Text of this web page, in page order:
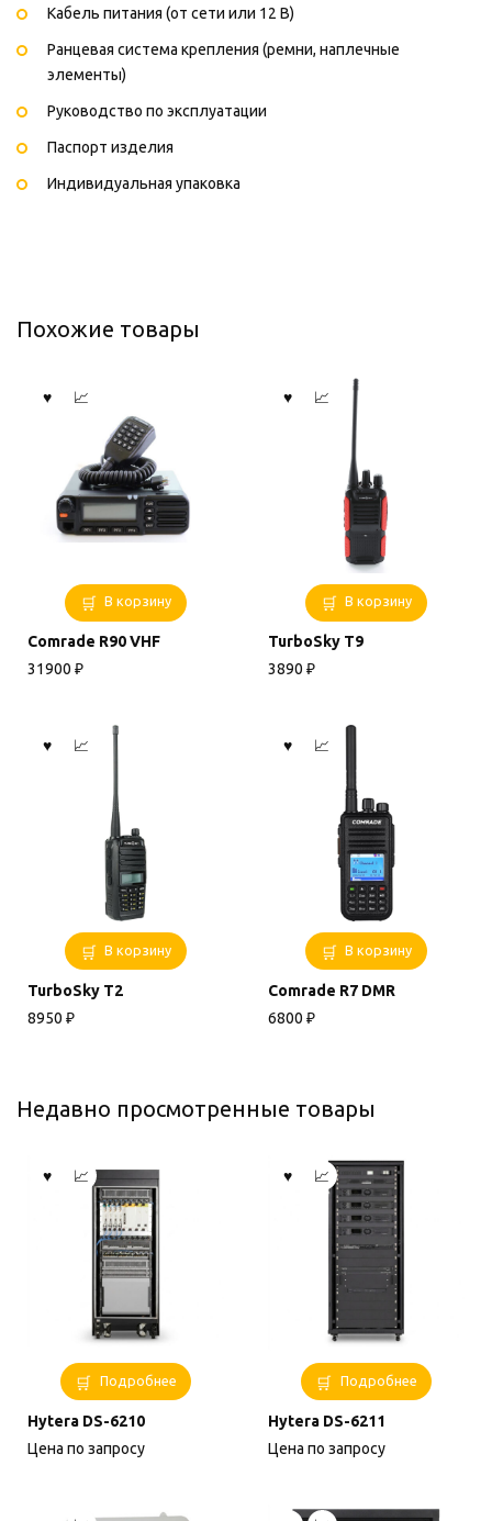
Кабель питания (от сети или 12 В)
Ранцевая система крепления (ремни, наплечные
элементы)
Руководство по эксплуатации
Паспорт изделия
Индивидуальная упаковка
Похожие товары
В корзину
Comrade R90 VHF
31900 ₽
В корзину
TurboSky T9
3890 ₽
В корзину
TurboSky T2
8950 ₽
В корзину
Comrade R7 DMR
6800 ₽
Недавно просмотренные товары
Подробнее
Hytera DS-6210
Цена по запросу
Подробнее
Hytera DS-6211
Цена по запросу